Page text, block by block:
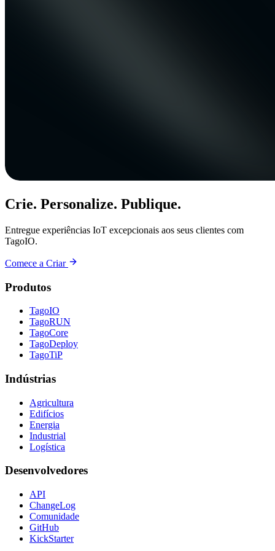
Crie. Personalize. Publique.
Entregue experiências IoT excepcionais aos seus clientes com
TagoIO.
Comece a Criar
Produtos
TagoIO
TagoRUN
TagoCore
TagoDeploy
TagoTiP
Indústrias
Agricultura
Edifícios
Energia
Industrial
Logística
Desenvolvedores
API
ChangeLog
Comunidade
GitHub
KickStarter